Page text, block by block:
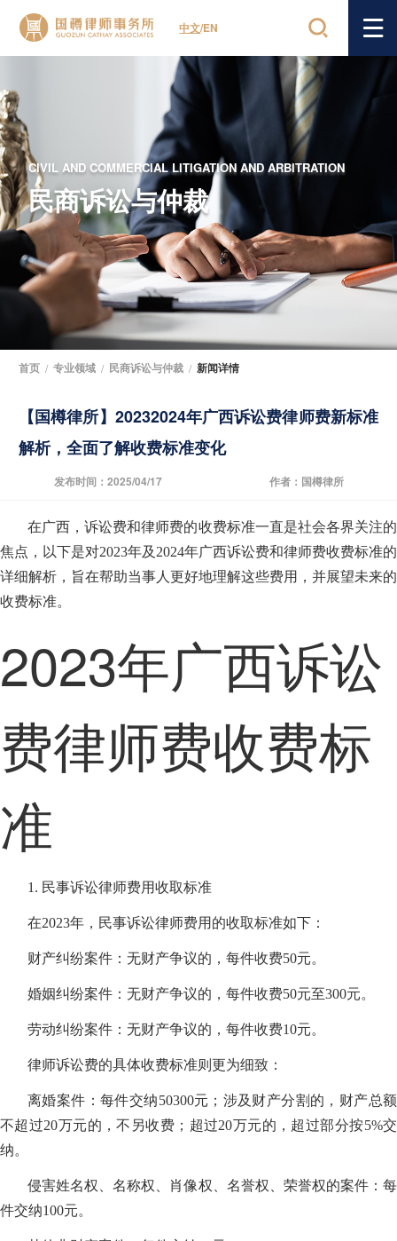
中文/EN
CIVIL AND COMMERCIAL LITIGATION AND ARBITRATION
民商诉讼与仲裁
首页 / 专业领域 / 民商诉讼与仲裁 / 新闻详情
【国樽律所】20232024年广西诉讼费律师费新标准
解析，全面了解收费标准变化
发布时间：2025/04/17 作者：国樽律所
在广西，诉讼费和律师费的收费标准一直是社会各界关注的
焦点，以下是对2023年及2024年广西诉讼费和律师费收费标准的
详细解析，旨在帮助当事人更好地理解这些费用，并展望未来的
收费标准。
2023年广西诉讼
费律师费收费标
准
1. 民事诉讼律师费用收取标准
在2023年，民事诉讼律师费用的收取标准如下：
财产纠纷案件：无财产争议的，每件收费50元。
婚姻纠纷案件：无财产争议的，每件收费50元至300元。
劳动纠纷案件：无财产争议的，每件收费10元。
律师诉讼费的具体收费标准则更为细致：
离婚案件：每件交纳50300元；涉及财产分割的，财产总额
不超过20万元的，不另收费；超过20万元的，超过部分按5%交
纳。
侵害姓名权、名称权、肖像权、名誉权、荣誉权的案件：每
件交纳100元。